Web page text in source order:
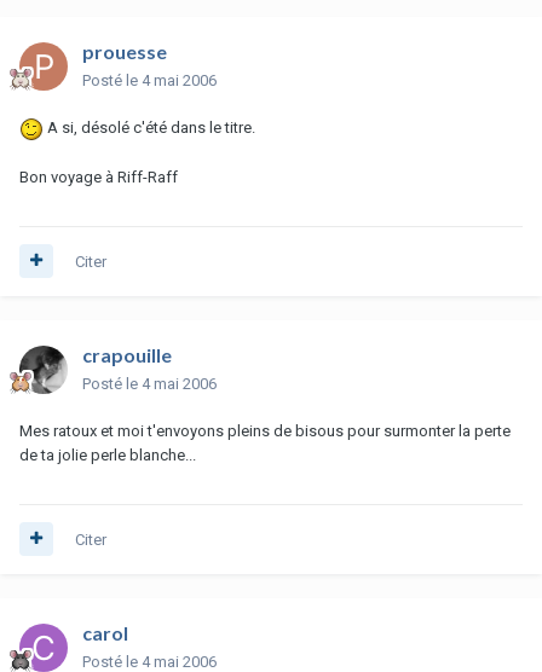
prouesse
Posté le 4 mai 2006
A si, désolé c'été dans le titre.
Bon voyage à Riff-Raff
Citer
crapouille
Posté le 4 mai 2006
Mes ratoux et moi t'envoyons pleins de bisous pour surmonter la perte
de ta jolie perle blanche...
Citer
carol
Posté le 4 mai 2006